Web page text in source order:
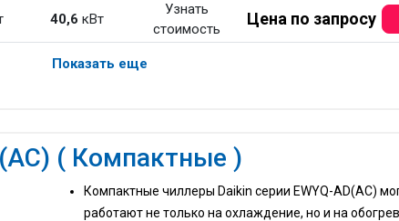
40,6 кВт
Узнать
стоимость
Цена по запросу
Показать еще
( Компактные )
Компактные чиллеры Daikin серии EWYQ-AD(AC)
работают не только на охлаждение, но и на